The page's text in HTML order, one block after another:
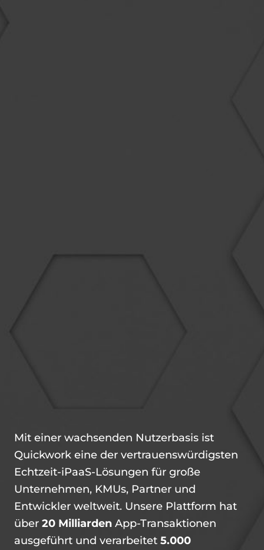
Mit einer wachsenden Nutzerbasis ist
Quickwork eine der vertrauenswürdigsten
Echtzeit-iPaaS-Lösungen für große
Unternehmen, KMUs, Partner und
Entwickler weltweit. Unsere Plattform hat
über 20 Milliarden App-Transaktionen
ausgeführt und verarbeitet 5.000